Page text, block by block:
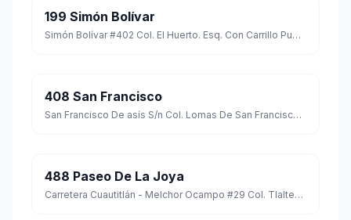
199 Simón Bolívar
Simón Bolívar #402 Col. El Huerto. Esq. Con Carrillo Puerto C.p. 54807
408 San Francisco
San Francisco De asís S/n Col. Lomas De San Francisco Tepojaco. Entre San Felipe De Jesús Y San Sebastián C.p. 54745
488 Paseo De La Joya
Carretera Cuautitlán - Melchor Ocampo #29 Col. Tlaltepan. Esq. Con Libramiento La Joya C.p. 54850